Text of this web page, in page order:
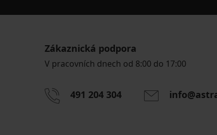
Zákaznická podpora
V pracovních dnech od 8:00 do 17:00
491 204 304